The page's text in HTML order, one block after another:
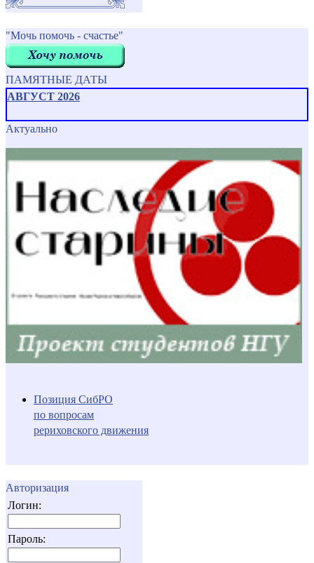
"Мочь помочь - счастье"
ПАМЯТНЫЕ ДАТЫ
АВГУСТ 2026
Актуально
Позиция СибРО
по вопросам
рериховского движения
Авторизация
Логин:
Пароль: